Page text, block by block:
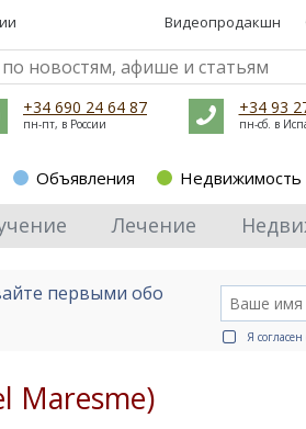
Видеопродакшн
+34 690 24 64 87
пн-пт, в России
+34 93
пн-сб. в
Объявления Недвижимость
Лечение
первыми обо
Я согласен
Maresme)